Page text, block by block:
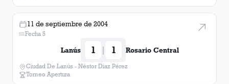
11 de septiembre de 2004
Fecha 5
Lanús 1 | 1 Rosario Central
Ciudad De Lanús - Néstor Diaz Pérez
Torneo Apertura